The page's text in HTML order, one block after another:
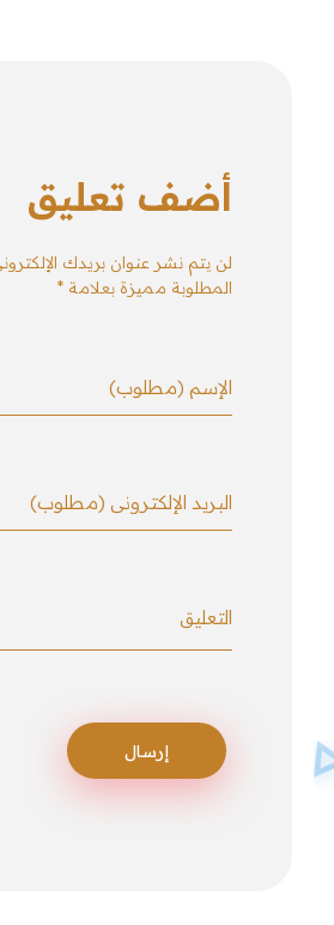
أضف تعليق
لن يتم نشر عنوان بريدك
المطلوبة مميزة بعلامة *